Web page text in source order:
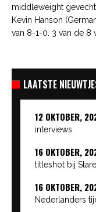
middleweight
Kevin Hanson
van 8-1-0. 3 van de 8
LAATSTE
12 OKTOBER,
interviews
16 OKTOBER,
titleshot bij
16 OKTOBER,
Nederlanders